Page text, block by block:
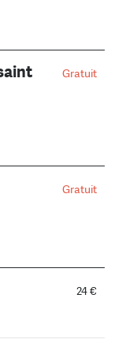
Gratuit
Gratuit
24 €